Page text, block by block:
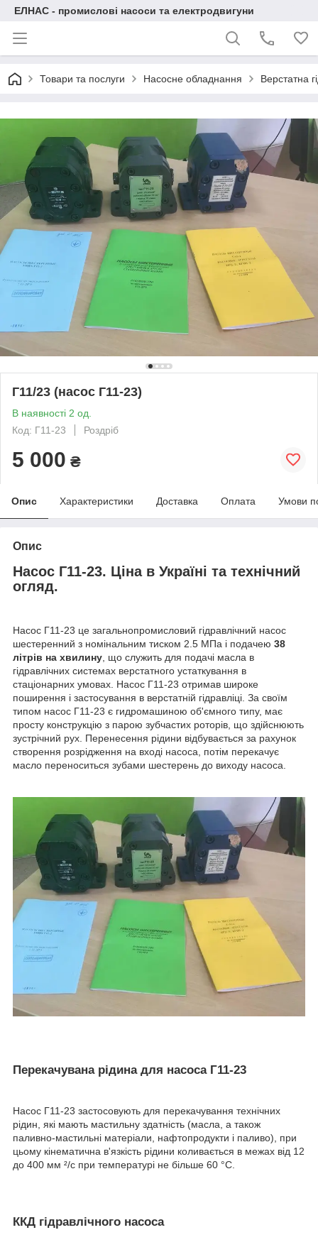
ЕЛНАС - промислові насоси та електродвигуни
Товари та послуги Насосне обладнання Верстатна
Г11/23 (насос Г11-23)
В наявності 2 од.
Код: Г11-23
Роздріб
5 000 ₴
Опис Характеристики Доставка Оплата Умови
Опис
Насос Г11-23. Ціна в Україні та технічний
огляд.
Насос Г11-23 це загальнопромисловий гідравлічний насос
шестеренний з номінальним тиском 2.5 МПа і подачею 38
літрів на хвилину, що служить для подачі масла в
гідравлічних системах верстатного устаткування в
стаціонарних умовах. Насос Г11-23 отримав широке
поширення і застосування в верстатній гідравліці. За своїм
типом насос Г11-23 є гидромашиною об'ємного типу, має
просту конструкцію з парою зубчастих роторів, що здійснюють
зустрічний рух. Перенесення рідини відбувається за рахунок
створення розрідження на вході насоса, потім перекачує
масло переноситься зубами шестерень до виходу насоса.
Перекачувана рідина для насоса Г11-23
Насос Г11-23 застосовують для перекачування технічних
рідин, які мають мастильну здатність (масла, а також
паливно-мастильні матеріали, нафтопродукти і паливо), при
цьому кінематична в'язкість рідини коливається в межах від 12
до 400 мм ²/с при температурі не більше 60 °С.
ККД гідравлічного насоса